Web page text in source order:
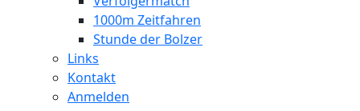
1000m Zeitfahren
Stunde der Bolzer
Links
Kontakt
Anmelden